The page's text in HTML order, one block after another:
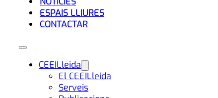
ESPAIS LLIURES
CONTACTAR
CEEILleida
El CEEILleida
Serveis